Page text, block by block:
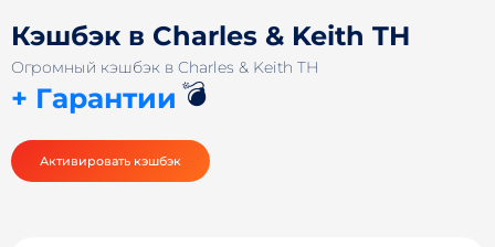
Кэшбэк в Charles & Keith TH
Огромный кэшбэк в Charles & Keith TH
+ Гарантии 💣
Активировать кэшбэк